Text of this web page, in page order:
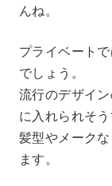
んね。
プライベート
でしょう。
流行のデザイ
に入れられそう
髪型やメーク
ます。